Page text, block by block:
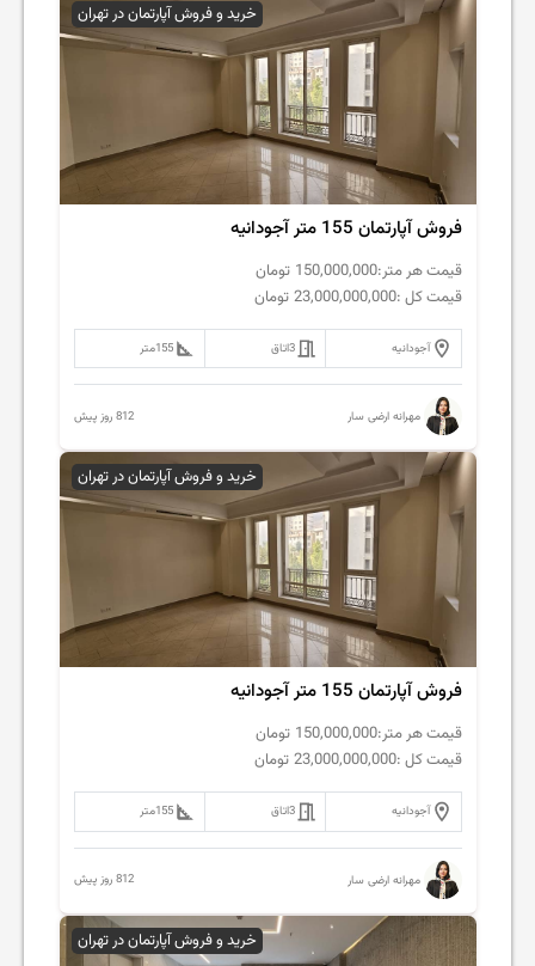
خرید و فروش آپارتمان در تهران
فروش آپارتمان 155 متر آجودانیه
قیمت هر متر:150,000,000 تومان
قیمت کل :23,000,000,000 تومان
آجودانیه 3اتاق 155متر
مهرانه ارضی سار 812 روز پیش
خرید و فروش آپارتمان در تهران
فروش آپارتمان 155 متر آجودانیه
قیمت هر متر:150,000,000 تومان
قیمت کل :23,000,000,000 تومان
آجودانیه 3اتاق 155متر
مهرانه ارضی سار 812 روز پیش
خرید و فروش آپارتمان در تهران